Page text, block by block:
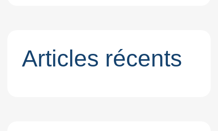
Articles récents